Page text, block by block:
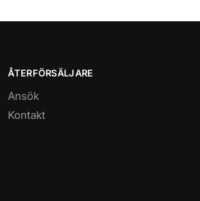
ÅTERFÖRSÄLJARE
Ansök
Kontakt